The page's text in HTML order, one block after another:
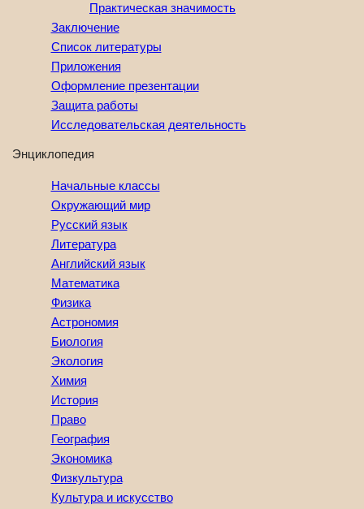
Практическая значимость
Заключение
Список литературы
Приложения
Оформление презентации
Защита работы
Исследовательская деятельность
Энциклопедия
Начальные классы
Окружающий мир
Русский язык
Литература
Английский язык
Математика
Физика
Астрономия
Биология
Экология
Химия
История
Право
География
Экономика
Физкультура
Культура и искусство